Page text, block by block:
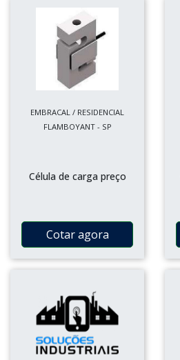
EMBRACAL / RESIDENCIAL
FLAMBOYANT - SP
Célula de carga preço
Cotar agora